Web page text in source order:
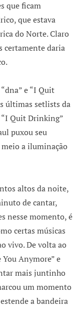
que ficam
que estava
do Norte. Claro
certamente daria
e “I Quit
últimas setlists da
Quit Drinking”
puxou seu
a iluminação
altos da noite,
de cantar,
nesse momento, é
certas músicas
vivo. De volta ao
Anymore” e
mais juntinho
um momento
a bandeira